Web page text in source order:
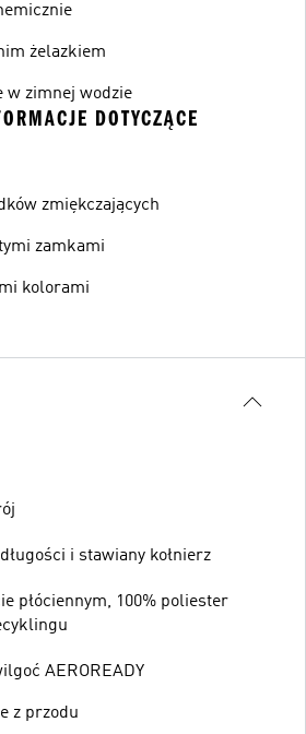
żelazkiem
w zimnej wodzie
DOTYCZĄCE
zmiękczających
zamkami
kolorami
i stawiany kołnierz
płóciennym, 100% poliester
AEROREADY
z przodu